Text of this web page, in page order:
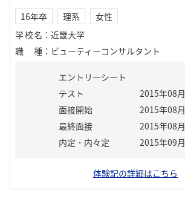
16年卒 理系
女性
学校名 ： 近畿大学
職種 ： ビューティーコンサルタント
エントリーシート
テスト
2015年08月
面接開始
2015年08月
最終面接
2015年08月
内定・内々定
2015年09月
体験記の詳細はこちら